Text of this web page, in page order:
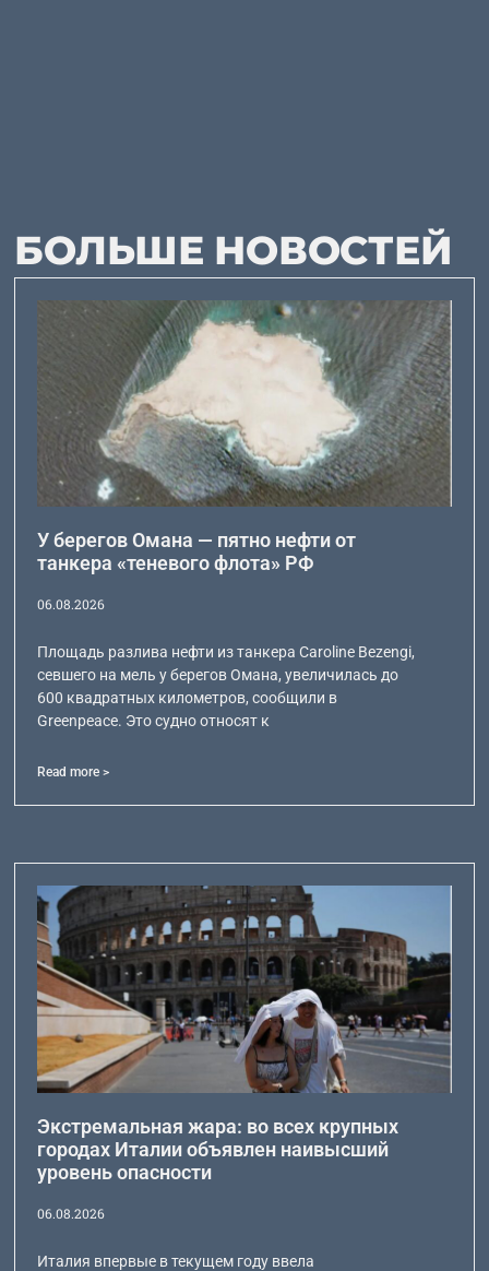
БОЛЬШЕ НОВОСТЕЙ
У берегов Омана — пятно нефти от
танкера «теневого флота» РФ
06.08.2026
Площадь разлива нефти из танкера Caroline Bezengi,
севшего на мель у берегов Омана, увеличилась до
600 квадратных километров, сообщили в
Greenpeace. Это судно относят к
Read more >
Экстремальная жара: во всех крупных
городах Италии объявлен наивысший
уровень опасности
06.08.2026
Италия впервые в текущем году ввела